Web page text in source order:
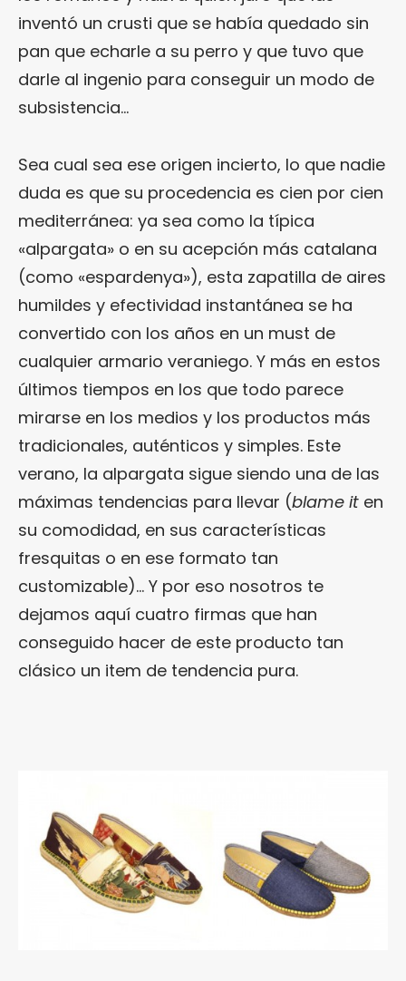
inventó un crusti que se había quedado sin
pan que echarle a su perro y que tuvo que
darle al ingenio para conseguir un modo de
subsistencia…
Sea cual sea ese origen incierto, lo que nadie
duda es que su procedencia es cien por cien
mediterránea: ya sea como la típica
«alpargata» o en su acepción más catalana
(como «espardenya»), esta zapatilla de aires
humildes y efectividad instantánea se ha
convertido con los años en un must de
cualquier armario veraniego. Y más en estos
últimos tiempos en los que todo parece
mirarse en los medios y los productos más
tradicionales, auténticos y simples. Este
verano, la alpargata sigue siendo una de las
máximas tendencias para llevar (blame it en
su comodidad, en sus características
fresquitas o en ese formato tan
customizable)… Y por eso nosotros te
dejamos aquí cuatro firmas que han
conseguido hacer de este producto tan
clásico un item de tendencia pura.